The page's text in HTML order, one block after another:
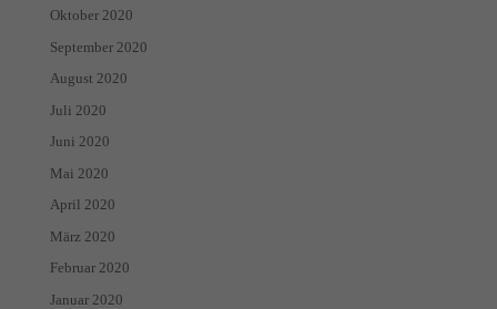
Oktober 2020
September 2020
August 2020
Juli 2020
Juni 2020
Mai 2020
April 2020
März 2020
Februar 2020
Januar 2020